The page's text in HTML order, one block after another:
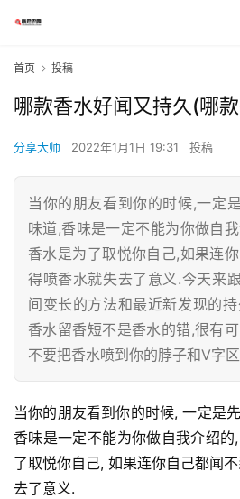
首页 投稿
哪款香水好闻又持久(哪
分享大师 2022年1月1日 19:31 投稿
当你的朋友看到你的时候,一定
味道,香味是一定不能为你做自
香水是为了取悦你自己,如果连
得喷香水就失去了意义.今天来
间变长的方法和最近新发现的
香水留香短不是香水的错,很有
不要把香水喷到你的脖子和V字
当你的朋友看到你的时候, 一定是
香味是一定不能为你做自我介绍
了取悦你自己, 如果连你自己都闻
去了意义.